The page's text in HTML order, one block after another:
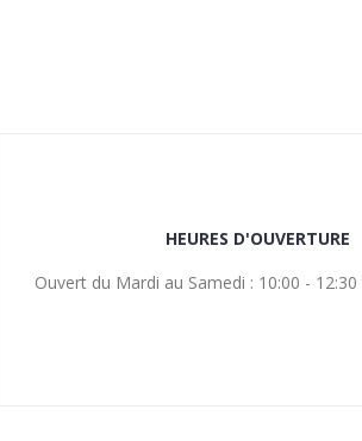
HEURES D'OUVERTURE
Ouvert du Mardi au Samedi : 10:00 -